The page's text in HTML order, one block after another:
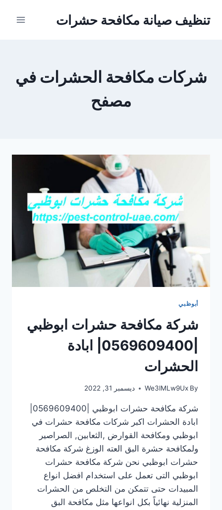
تنظيف صيانة مكافحة حشرات
شركات مكافحة الحشرات في
مصفح
أبوظبي
شركة مكافحة حشرات ابوظبي
|0569609400| ابادة
الحشرات
By
We3lMLw9Ux ديسمبر 31, 2022
ابادة الحشرات اكبر شركات مكافحة حشرات في
ابوظبي ومكافحة القوارض ,الثعابين, الصراصير
ولمكافحة حشرة البق العته الوزغ شركة مكافحة
حشرات ابوظبي نحن شركة مكافحة حشرات
ابوظبي التى تعمل على استخدام افضل انواع
المبيدات حتى تتمكن من التخلص من الحشرات
المنزلية نهائياً بكل انواعها مثل مكافحة البق